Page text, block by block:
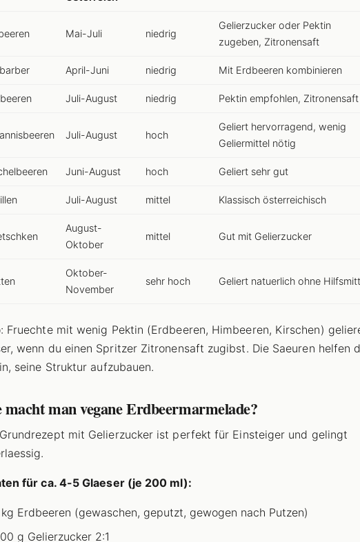
Mai-Juli niedrig
Gelierzucker oder Pektin
zugeben, Zitronensaft
April-Juni niedrig Mit Erdbeeren kombinieren
Juli-August niedrig Pektin empfohlen, Zitronensaft
Juli-August hoch
Geliert hervorragend, wenig
Geliermittel nötig
Juni-August hoch Geliert sehr gut
Juli-August mittel Klassisch österreichisch
August-
Oktober
mittel Gut mit Gelierzucker
Oktober-
November
sehr hoch Geliert natuerlich ohne
: Fruechte mit wenig Pektin (Erdbeeren, Himbeeren, Kirschen)
wenn du einen Spritzer Zitronensaft zugibst. Die Saeuren helfen
seine Struktur aufzubauen.
macht man vegane Erdbeermarmelade?
mit Gelierzucker ist perfekt für Einsteiger und gelingt
für ca. 4-5 Glaeser (je 200 ml):
kg Erdbeeren (gewaschen, geputzt, gewogen nach Putzen)
g Gelierzucker 2:1